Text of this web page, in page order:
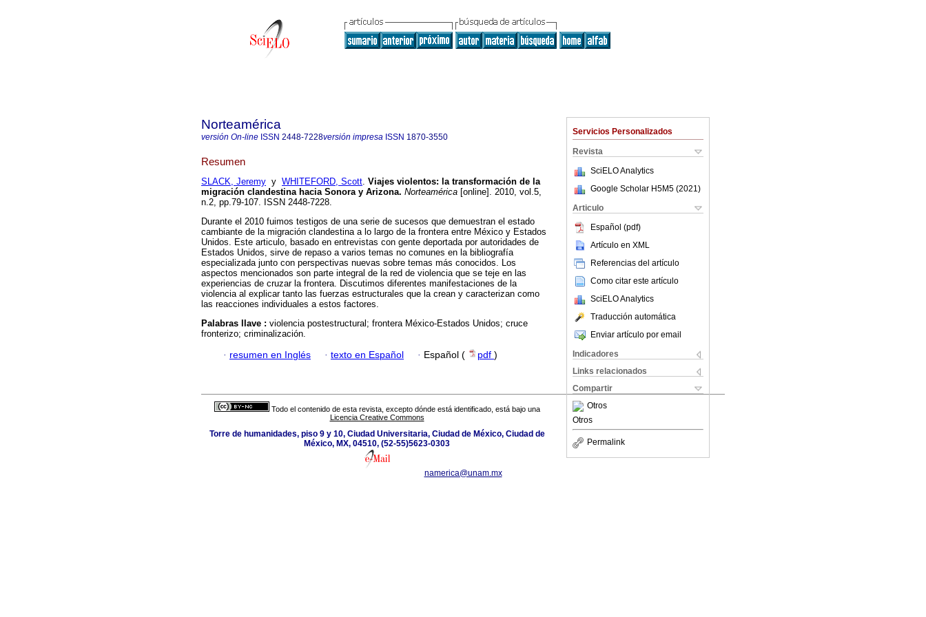
Servicios Personalizados
Revista
SciELO Analytics
Google Scholar H5M5 (2021 )
Articulo
Español (pdf)
Artículo en XML
Referencias del artículo
Como citar este artículo
SciELO Analytics
Traducción automática
Enviar artículo por email
Indicadores
Links relacionados
Compartir
Otros
Otros
Permalink
Norteamérica
versión On-line ISSN 2448-7228versión impresa ISSN 1870-3550
Resumen
SLACK, Jeremy y WHITEFORD, Scott. Viajes violentos: la transformación de la
migración clandestina hacia Sonora y Arizona. Norteamérica [online]. 2010, vol.5,
n.2, pp.79-107. ISSN 2448-7228.
Durante el 2010 fuimos testigos de una serie de sucesos que demuestran el estado
cambiante de la migración clandestina a lo largo de la frontera entre México y Estados
Unidos. Este articulo, basado en entrevistas con gente deportada por autoridades de
Estados Unidos, sirve de repaso a varios temas no comunes en la bibliografía
especializada junto con perspectivas nuevas sobre temas más conocidos. Los
aspectos mencionados son parte integral de la red de violencia que se teje en las
experiencias de cruzar la frontera. Discutimos diferentes manifestaciones de la
violencia al explicar tanto las fuerzas estructurales que la crean y caracterizan como
las reacciones individuales a estos factores.
Palabras llave : violencia postestructural; frontera México-Estados Unidos; cruce
fronterizo; criminalización.
· resumen en Inglés · texto en Español · Español ( pdf )
Todo el contenido de esta revista, excepto dónde está identificado, está bajo una
Licencia Creative Commons
Torre de humanidades, piso 9 y 10, Ciudad Universitaria, Ciudad de México, Ciudad de
México, MX, 04510, (52-55)5623-0303
namerica@unam.mx